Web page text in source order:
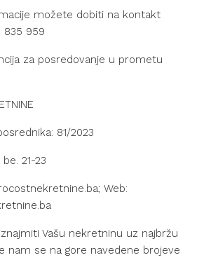
možete dobiti na kontakt
835 959
za posredovanje u prometu
81/2023
21-23
Web:
Vašu nekretninu uz najbržu
nam se na gore navedene brojeve